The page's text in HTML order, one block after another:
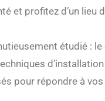
et profitez d’un lieu
étudié : le
pour répondre à